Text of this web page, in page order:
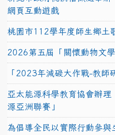
網頁互動遊戲
桃園市112學年度師生鄉土
2026第五屆「關懷動物文
「2023年減碳大作戰-教師
亞太能源科學教育協會辦
源亞洲聯賽」
為倡導全民以實際行動參